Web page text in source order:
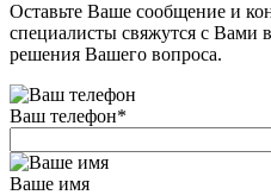
Оставьте Ваше сообщение и
специалисты свяжутся с Вами
решения Вашего вопроса.
Ваш телефон*
Ваше имя